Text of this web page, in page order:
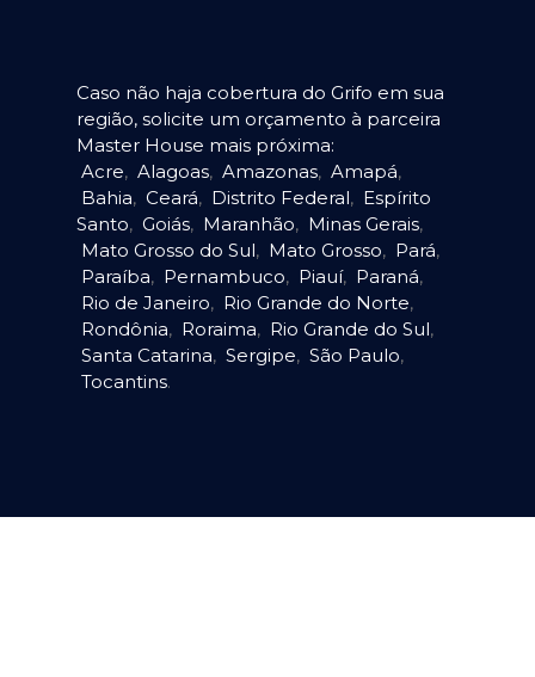
Caso não haja cobertura do Grifo em sua
região, solicite um orçamento à parceira
Master House mais próxima:
Acre, Alagoas, Amazonas, Amapá,
Bahia, Ceará, Distrito Federal, Espírito
Santo, Goiás, Maranhão, Minas Gerais,
Mato Grosso do Sul, Mato Grosso, Pará,
Paraíba, Pernambuco, Piauí, Paraná,
Rio de Janeiro, Rio Grande do Norte,
Rondônia, Roraima, Rio Grande do Sul,
Santa Catarina, Sergipe, São Paulo,
Tocantins.